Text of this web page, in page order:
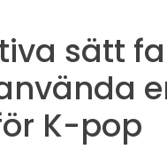
sätt
K-pop